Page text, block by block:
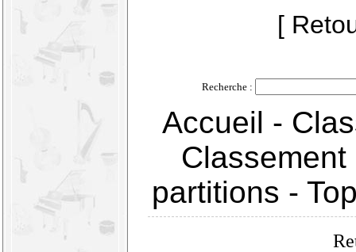
[
Recherche :
Accueil -
partitions -